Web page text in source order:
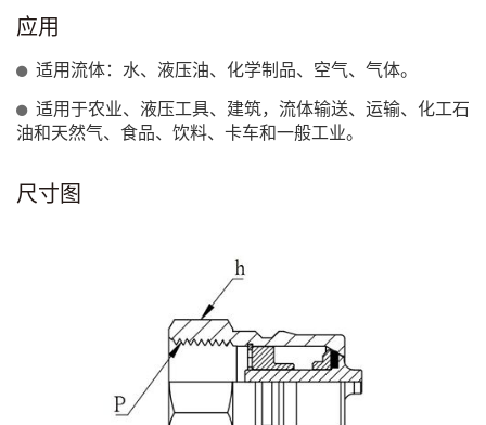
应用
适用流体：水、液压油、化学制品、空气、气体。
适用于农业、液压工具、建筑，流体输送、运输、化工石
油和天然气、食品、饮料、卡车和一般工业。
尺寸图